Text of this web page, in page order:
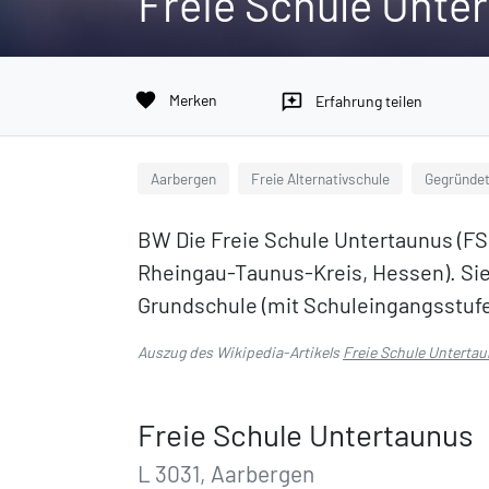
favorite Merken reviews Erfahrung teilen
Aarbergen Freie Alternativschule
BW Die Freie Schule Untertaunus
Rheingau-Taunus-Kreis, Hessen).
Grundschule (mit
Auszug des Wikipedia-ArtikelsFreie Schule
Freie Schule Untertaunus
L 3031, Aarbergen